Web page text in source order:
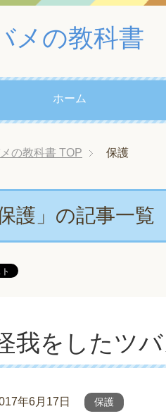
メの教科書
ホーム
の教科書 TOP 保護
保護」の記事一覧
我をしたツ
年6月17日 保護